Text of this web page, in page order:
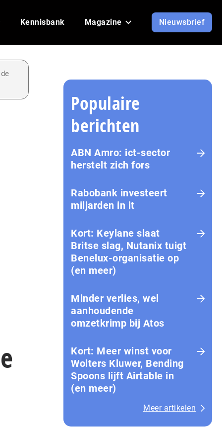
Kennisbank Magazine Nieuwsbrief
Populaire
berichten
ABN Amro: ict-sector
herstelt zich fors
Rabobank investeert
miljarden in it
Kort: Keylane slaat
Britse slag, Nutanix tuigt
Benelux-organisatie op
(en meer)
Minder verlies, wel
aanhoudende
omzetkrimp bij Atos
Kort: Meer winst voor
Wolters Kluwer, Bending
Spoons lijft Airtable in
(en meer)
Meer artikelen